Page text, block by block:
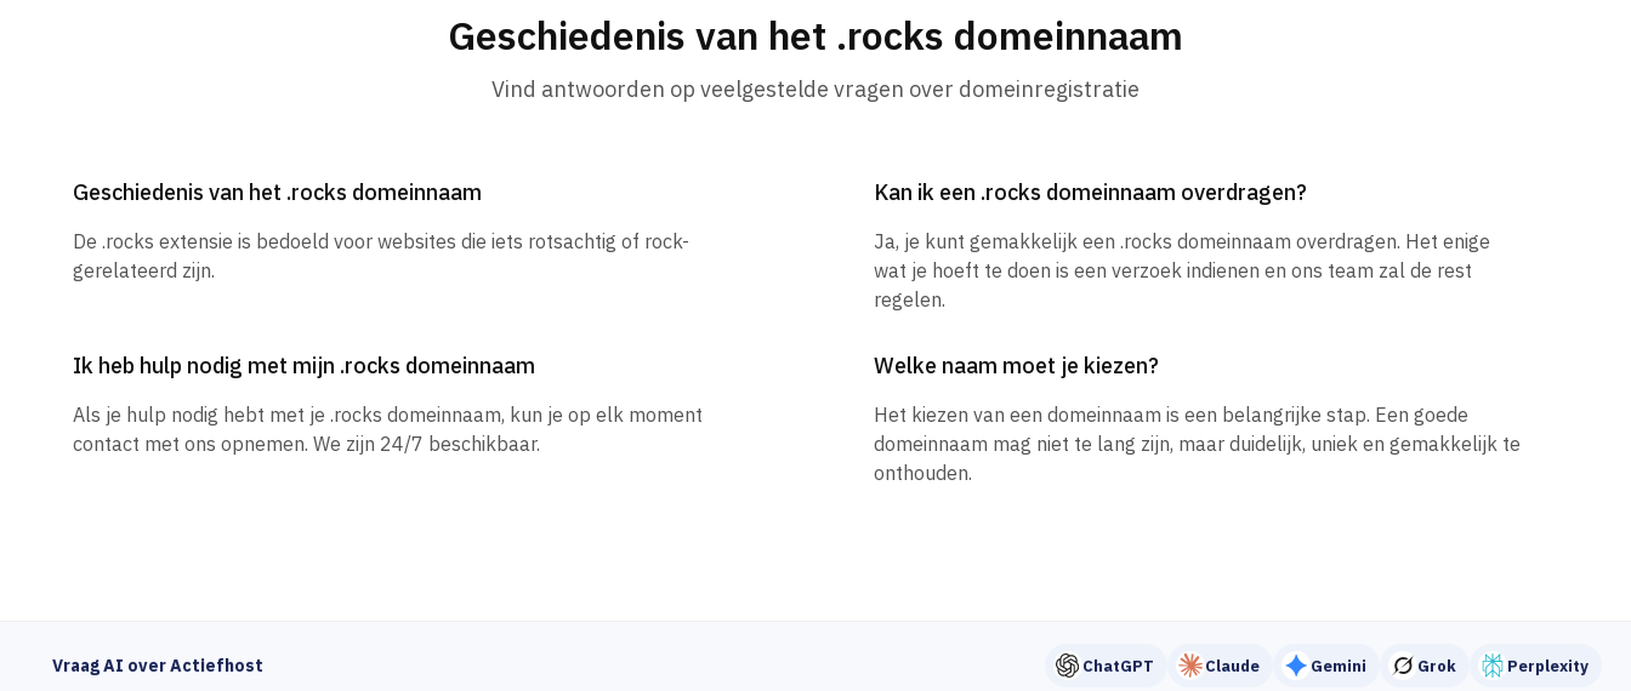
Geschiedenis van het .rocks domeinnaam
Vind antwoorden op veelgestelde vragen over domeinregistratie
Geschiedenis van het .rocks domeinnaam
De .rocks extensie is bedoeld voor websites die iets rotsachtig of rock-
gerelateerd zijn.
Kan ik een .rocks domeinnaam overdragen?
Ja, je kunt gemakkelijk een .rocks domeinnaam overdragen. Het enige
wat je hoeft te doen is een verzoek indienen en ons team zal de rest
regelen.
Ik heb hulp nodig met mijn .rocks domeinnaam
Als je hulp nodig hebt met je .rocks domeinnaam, kun je op elk moment
contact met ons opnemen. We zijn 24/7 beschikbaar.
Welke naam moet je kiezen?
Het kiezen van een domeinnaam is een belangrijke stap. Een goede
domeinnaam mag niet te lang zijn, maar duidelijk, uniek en gemakkelijk te
onthouden.
Vraag AI over Actiefhost ChatGPT Claude Gemini Grok Perplexity